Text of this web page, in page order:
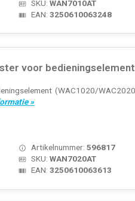
SKU:WAN7010AT
EAN:3250610063248
voor
(WAC1020/
»
Artikelnummer:596817
SKU:WAN7020AT
EAN:3250610063613